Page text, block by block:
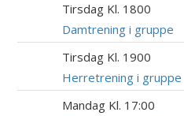
Tirsdag Kl. 1800
Damtrening i gruppe
Tirsdag Kl. 1900
Herretrening i gruppe
Mandag Kl. 17:00